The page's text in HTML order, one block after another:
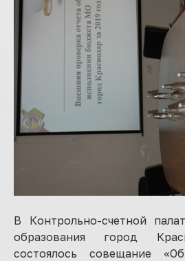
В Контрольно-счетной
образования город
состоялось совещание